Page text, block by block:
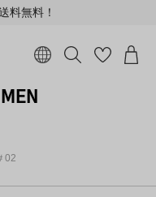
料無料！
MEN
02